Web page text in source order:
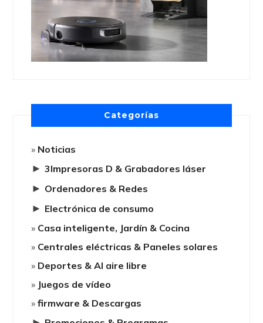
Categorías
Noticias
► 3Impresoras D & Grabadores láser
► Ordenadores & Redes
► Electrónica de consumo
Casa inteligente, Jardín & Cocina
Centrales eléctricas & Paneles solares
Deportes & Al aire libre
Juegos de vídeo
firmware & Descargas